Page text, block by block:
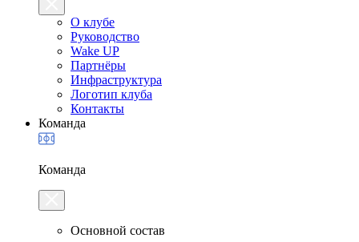
О клубе
Руководство
Wake UP
Партнёры
Инфраструктура
Логотип клуба
Контакты
Команда
Команда
Основной состав